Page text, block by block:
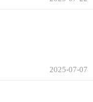
2025-07-07